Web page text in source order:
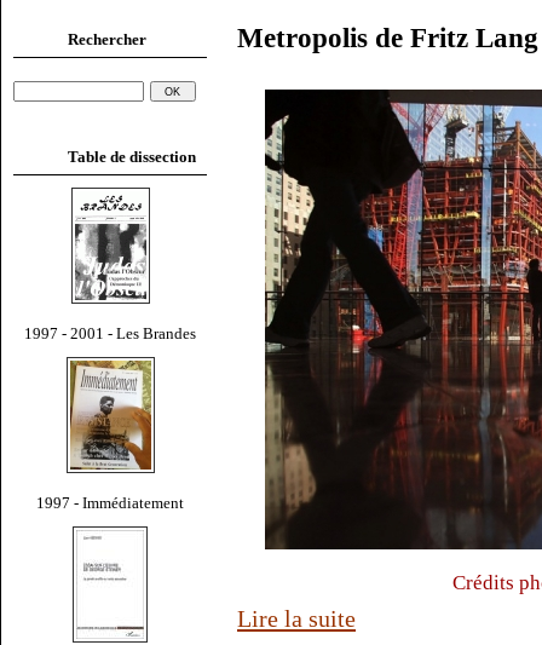
Rechercher
Table de dissection
1997 - 2001 - Les Brandes
1997 - Immédiatement
Metropolis de Fritz Lang
Crédits
Lire la suite